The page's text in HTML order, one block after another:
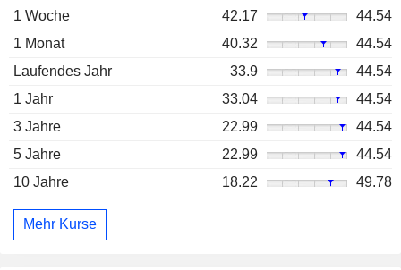
1 Woche 42.17
44.54
1 Monat
40.32
44.54
Laufendes Jahr
33.9
44.54
1 Jahr
33.04
44.54
3 Jahre
22.99
44.54
5 Jahre
22.99
44.54
10 Jahre
18.22 49.78
Mehr Kurse